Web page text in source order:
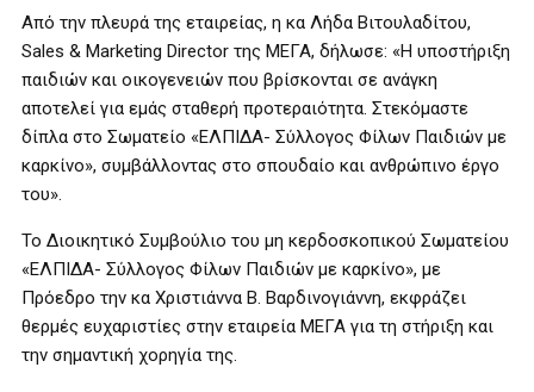
Από την πλευρά της εταιρείας, η κα Λήδα Βιτουλαδίτου,
Sales & Marketing Director της ΜΕΓΑ, δήλωσε: «Η υποστήριξη
παιδιών και οικογενειών που βρίσκονται σε ανάγκη
αποτελεί για εμάς σταθερή προτεραιότητα. Στεκόμαστε
δίπλα στο Σωματείο «ΕΛΠΙΔΑ- Σύλλογος Φίλων Παιδιών με
καρκίνο», συμβάλλοντας στο σπουδαίο και ανθρώπινο έργο
του».
Το Διοικητικό Συμβούλιο του μη κερδοσκοπικού Σωματείου
«ΕΛΠΙΔΑ- Σύλλογος Φίλων Παιδιών με καρκίνο», με
Πρόεδρο την κα Χριστιάννα Β. Βαρδινογιάννη, εκφράζει
θερμές ευχαριστίες στην εταιρεία ΜΕΓΑ για τη στήριξη και
την σημαντική χορηγία της.